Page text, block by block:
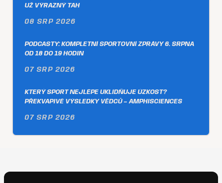
UŽ VÝRAZNÝ TAH
08 SRP 2026
PODCASTY: KOMPLETNÍ SPORTOVNÍ ZPRÁVY 6. SRPNA
OD 18 DO 19 HODIN
07 SRP 2026
KTERÝ SPORT NEJLÉPE UKLIDŇUJE ÚZKOST?
PŘEKVAPIVÉ VÝSLEDKY VĚDCŮ – AMPHISCIENCES
07 SRP 2026